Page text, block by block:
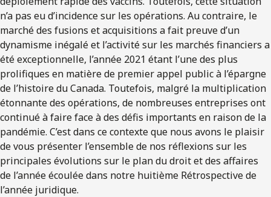
n’a pas eu d’incidence sur les opérations. Au contraire, le
marché des fusions et acquisitions a fait preuve d’un
dynamisme inégalé et l’activité sur les marchés financiers a
été exceptionnelle, l’année 2021 étant l’une des plus
prolifiques en matière de premier appel public à l’épargne
de l’histoire du Canada. Toutefois, malgré la multiplication
étonnante des opérations, de nombreuses entreprises ont
continué à faire face à des défis importants en raison de la
pandémie. C’est dans ce contexte que nous avons le plaisir
de vous présenter l’ensemble de nos réflexions sur les
principales évolutions sur le plan du droit et des affaires
de l’année écoulée dans notre huitième Rétrospective de
l’année juridique.